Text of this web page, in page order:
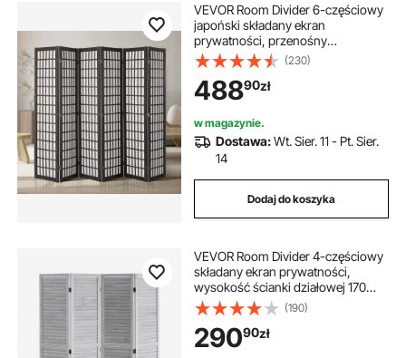
VEVOR Room Divider 6-częściowy
japoński składany ekran
prywatności, przenośny
dekoracyjny ekran do podziału
pomieszczeń, odpowiedni do
biura, restauracji, sypialni (czarny)
(230)
48890zł
w magazynie.
Dostawa:Wt. Sier. 11 - Pt. Sier.
14
Dodaj do koszyka
VEVOR Room Divider 4-częściowy
składany ekran prywatności,
wysokość ścianki działowej 170
cm, przenośny ekran dekoracyjny
do podziału pomieszczeń,
odpowiedni do biura, restauracji,
sypialni (jasnoszary)
(190)
29090zł